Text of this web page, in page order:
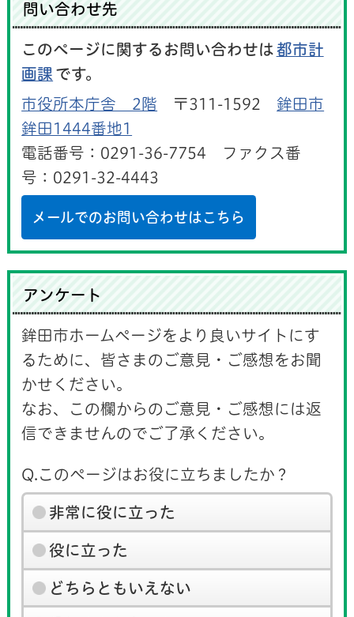
問い合わせ先
このページに関するお問い合わせは 都市計
画課 です。
市役所本庁舎 2階 〒311-1592 鉾田市
鉾田1444番地1
電話番号：0291-36-7754 ファクス番
号：0291-32-4443
メールでのお問い合わせはこちら
アンケート
鉾田市ホームページをより良いサイトにす
るために、皆さまのご意見・ご感想をお聞
かせください。
なお、この欄からのご意見・ご感想には返
信できませんのでご了承ください。
Q.このページはお役に立ちましたか？
非常に役に立った
役に立った
どちらともいえない